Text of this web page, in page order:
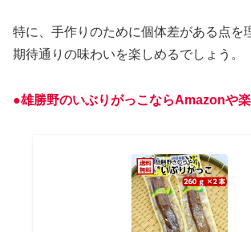
特に、手作りのために個体差がある点を
期待通りの味わいを楽しめるでしょう。
●雄勝野のいぶりがっこならAmazonや